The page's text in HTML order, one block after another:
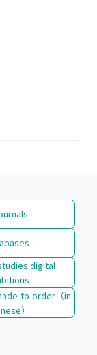
digital
to-order（in
）